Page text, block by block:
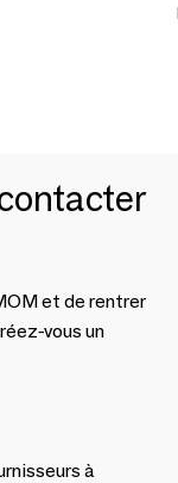
et de rentrer
vous un
à